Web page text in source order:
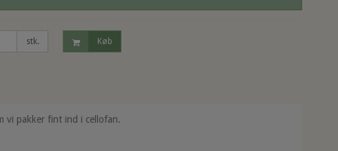
stk. Køb
vi pakker fint ind i cellofan.